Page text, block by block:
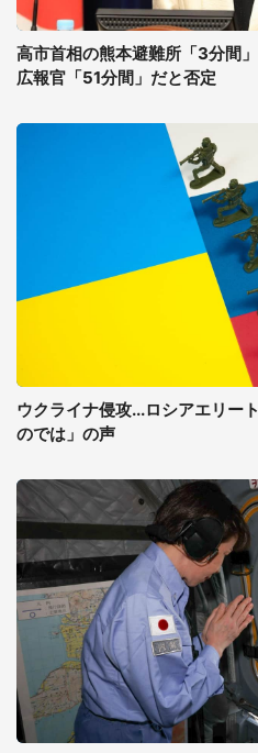
高市首相の熊本避難所「3分間
広報官「51分間」だと否定
ウクライナ侵攻...ロシアエリー
のでは」の声